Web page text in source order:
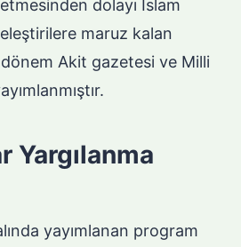
dolayı İslam
maruz kalan
dönem Akit gazetesi ve Milli
Yargılanma
yayımlanan program